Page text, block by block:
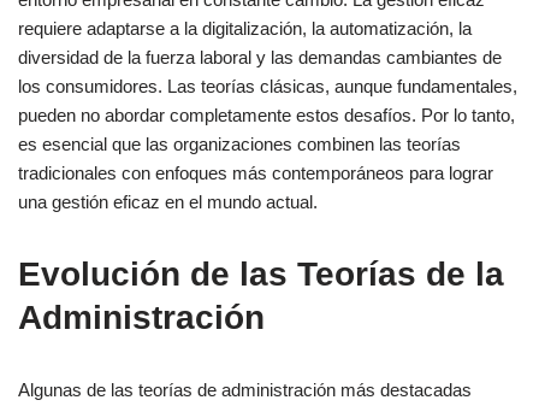
requiere adaptarse a la digitalización, la automatización, la
diversidad de la fuerza laboral y las demandas cambiantes de
los consumidores. Las teorías clásicas, aunque fundamentales,
pueden no abordar completamente estos desafíos. Por lo tanto,
es esencial que las organizaciones combinen las teorías
tradicionales con enfoques más contemporáneos para lograr
una gestión eficaz en el mundo actual.
Evolución de las Teorías de la
Administración
Algunas de las teorías de administración más destacadas